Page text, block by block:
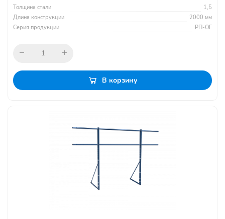
Толщина стали
1,5
Длина конструкции
2000 мм
Серия продукции
РП-ОГ
В корзину